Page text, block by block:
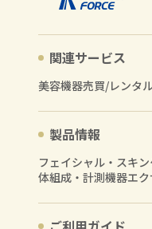
関連サービス
美容機器売買/レンタ
製品情報
フェイシャル・スキ
体組成・計測機器エ